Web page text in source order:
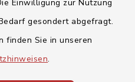
Einwilligung zur Nutzung
gesondert abgefragt.
finden Sie in unseren
.